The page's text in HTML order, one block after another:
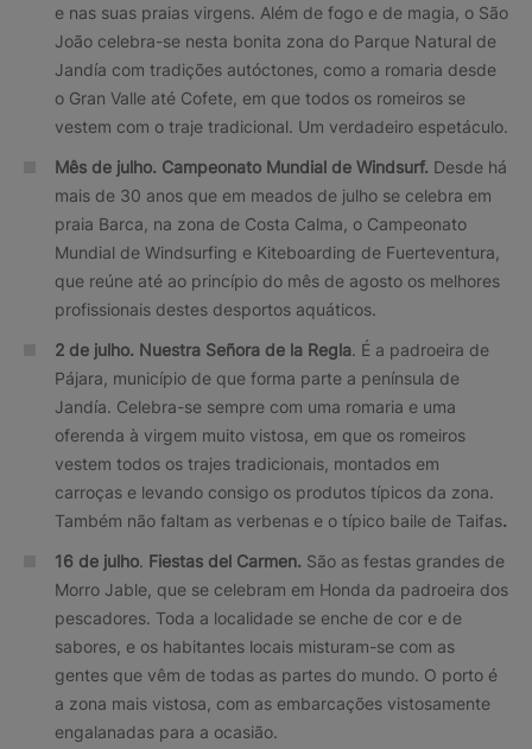
e nas suas praias virgens. Além de fogo e de magia, o São
João celebra-se nesta bonita zona do Parque Natural de
Jandía com tradições autóctones, como a romaria desde
o Gran Valle até Cofete, em que todos os romeiros se
vestem com o traje tradicional. Um verdadeiro espetáculo.
Mês de julho. Campeonato Mundial de Windsurf. Desde há
mais de 30 anos que em meados de julho se celebra em
praia Barca, na zona de Costa Calma, o Campeonato
Mundial de Windsurfing e Kiteboarding de Fuerteventura,
que reúne até ao princípio do mês de agosto os melhores
profissionais destes desportos aquáticos.
2 de julho. Nuestra Señora de la Regla. É a padroeira de
Pájara, município de que forma parte a península de
Jandía. Celebra-se sempre com uma romaria e uma
oferenda à virgem muito vistosa, em que os romeiros
vestem todos os trajes tradicionais, montados em
carroças e levando consigo os produtos típicos da zona.
Também não faltam as verbenas e o típico baile de Taifas.
16 de julho. Fiestas del Carmen. São as festas grandes de
Morro Jable, que se celebram em Honda da padroeira dos
pescadores. Toda a localidade se enche de cor e de
sabores, e os habitantes locais misturam-se com as
gentes que vêm de todas as partes do mundo. O porto é
a zona mais vistosa, com as embarcações vistosamente
engalanadas para a ocasião.